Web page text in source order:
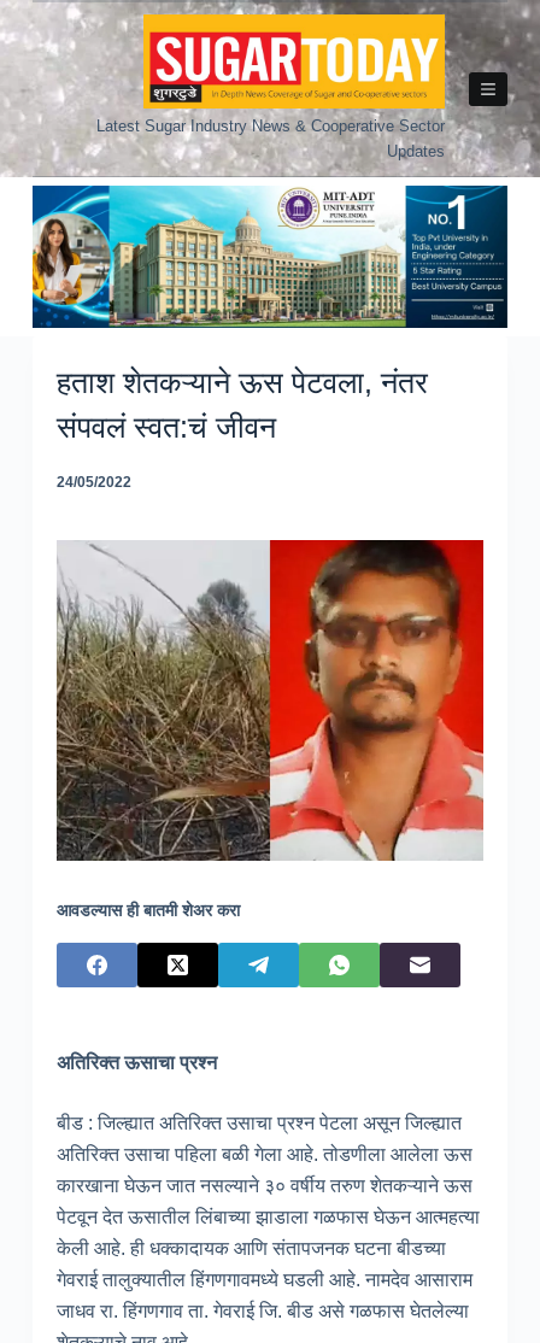
Skip
to
Latest Sugar Industry News & Cooperative Sector
Updates
हताश शेतकऱ्याने ऊस पेटवला, नंतर
संपवलं स्वत:चं जीवन
24/05/2022
आवडल्यास ही बातमी शेअर करा
अतिरिक्त ऊसाचा प्रश्न
बीड : जिल्ह्यात अतिरिक्त उसाचा प्रश्न पेटला असून जिल्ह्यात
अतिरिक्त उसाचा पहिला बळी गेला आहे. तोडणीला आलेला ऊस
कारखाना घेऊन जात नसल्याने ३० वर्षीय तरुण शेतकऱ्याने ऊस
पेटवून देत ऊसातील लिंबाच्या झाडाला गळफास घेऊन आत्महत्या
केली आहे. ही धक्कादायक आणि संतापजनक घटना बीडच्या
गेवराई तालुक्यातील हिंगणगावमध्ये घडली आहे. नामदेव आसाराम
जाधव रा. हिंगणगाव ता. गेवराई जि. बीड असे गळफास घेतलेल्या